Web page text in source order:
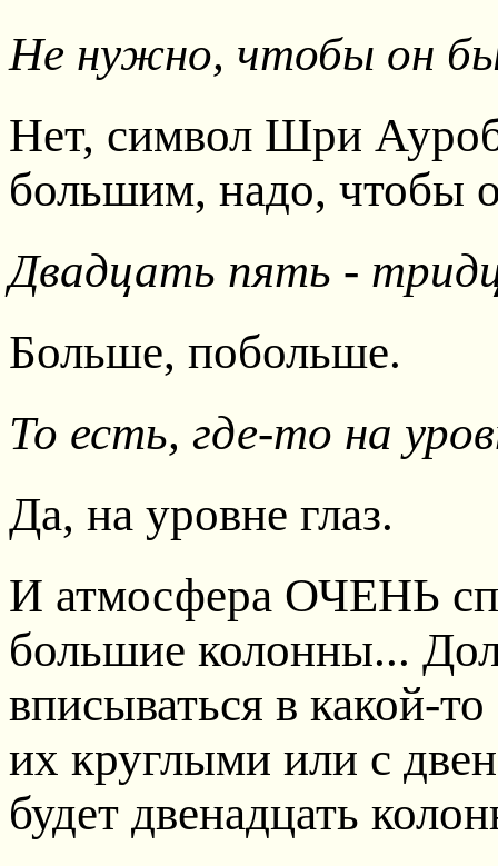
Не нужно, чтобы он
Нет, символ Шри
большим, надо, чтобы
Двадцать пять -
Больше, побольше.
То есть, где-то на
Да, на уровне глаз.
И атмосфера ОЧЕНЬ
большие колонны...
вписываться в какой-
их круглыми или с
будет двенадцать